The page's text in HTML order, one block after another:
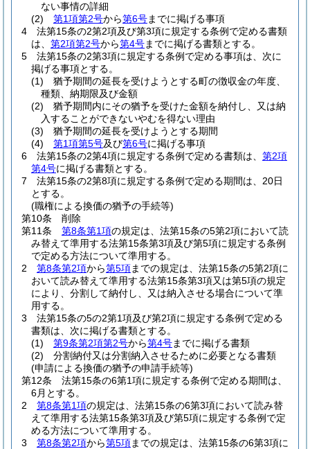
ない事情の詳細
(2)
第1項第2号から第6号までに掲げる事項
4
法第15条の2第2項及び第3項に規定する条例で定める書類
は、 第2項第2号から第4号までに掲げる書類とする。
5
法第15条の2第3項に規定する条例で定める事項は、次に
掲げる事項とする。
(1)
猶予期間の延長を受けようとする町の徴収金の年度、
種類、納期限及び金額
(2)
猶予期間内にその猶予を受けた金額を納付し、又は納
入することができないやむを得ない理由
(3)
猶予期間の延長を受けようとする期間
(4)
第1項第5号及び第6号に掲げる事項
6
法第15条の2第4項に規定する条例で定める書類は、 第2項
第4号に掲げる書類とする。
7
法第15条の2第8項に規定する条例で定める期間は、20日
とする。
(職権による換価の猶予の手続等)
第10条
削除
第11条
第8条第1項の規定は、法第15条の5第2項において読
み替えて準用する法第15条第3項及び第5項に規定する条例
で定める方法について準用する。
2
第8条第2項から第5項までの規定は、法第15条の5第2項に
おいて読み替えて準用する法第15条第3項又は第5項の規定
により、分割して納付し、又は納入させる場合について準
用する。
3
法第15条の5の2第1項及び第2項に規定する条例で定める
書類は、次に掲げる書類とする。
(1)
第9条第2項第2号から第4号までに掲げる書類
(2)
分割納付又は分割納入させるために必要となる書類
(申請による換価の猶予の申請手続等)
第12条
法第15条の6第1項に規定する条例で定める期間は、
6月とする。
2
第8条第1項の規定は、法第15条の6第3項において読み替
えて準用する法第15条第3項及び第5項に規定する条例で定
める方法について準用する。
3
第8条第2項から第5項までの規定は、法第15条の6第3項に